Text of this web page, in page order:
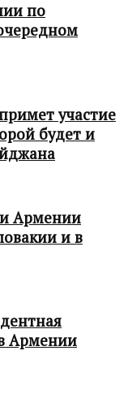
по
участие
будет и
Армении
и в
Армении